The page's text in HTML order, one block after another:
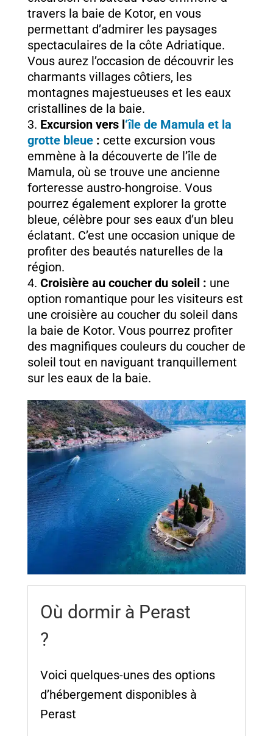
travers la baie de Kotor, en vous
permettant d’admirer les paysages
spectaculaires de la côte Adriatique.
Vous aurez l’occasion de découvrir les
charmants villages côtiers, les
montagnes majestueuses et les eaux
cristallines de la baie.
Excursion vers l‘île de Mamula et la
grotte bleue: cette excursion vous
emmène à la découverte de l’île de
Mamula, où se trouve une ancienne
forteresse austro-hongroise. Vous
pourrez également explorer la grotte
bleue, célèbre pour ses eaux d’un bleu
éclatant. C’est une occasion unique de
profiter des beautés naturelles de la
région.
Croisière au coucher du soleil : une
option romantique pour les visiteurs est
une croisière au coucher du soleil dans
la baie de Kotor. Vous pourrez profiter
des magnifiques couleurs du coucher de
soleil tout en naviguant tranquillement
sur les eaux de la baie.
Où dormir à Perast
?
Voici quelques-unes des options
d’hébergement disponibles à
Perast